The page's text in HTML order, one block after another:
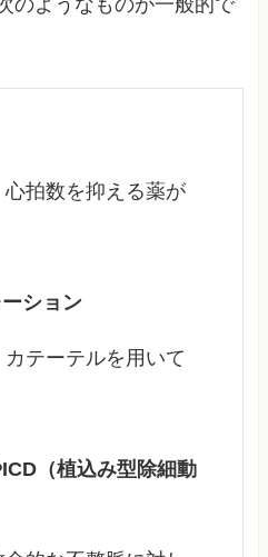
拍数を抑える薬が
ション
テーテルを用いて
（植込み型除細動